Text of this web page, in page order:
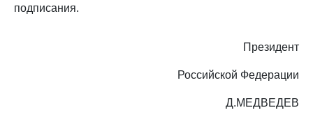
подписания.
Президент
Российской Федерации
Д.МЕДВЕДЕВ